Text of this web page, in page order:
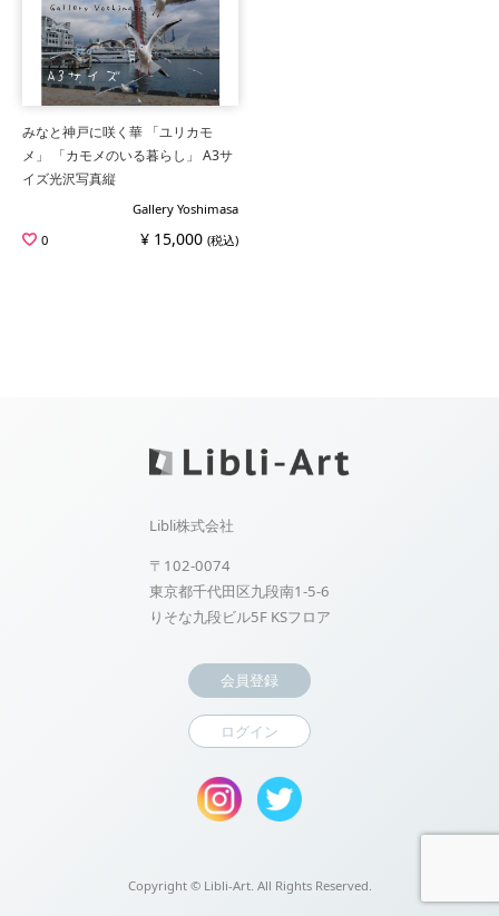
みなと神戸に咲く華 「ユリカモ
メ」 「カモメのいる暮らし」 A3サ
イズ光沢写真縦
Gallery Yoshimasa
0
¥ 15,000 (税込)
Libli株式会社
〒102-0074
東京都千代田区九段南1-5-6
りそな九段ビル5F KSフロア
会員登録
ログイン
Copyright ©Libli-Art. All Rights Reserved.